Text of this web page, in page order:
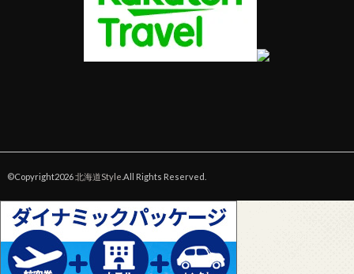
©Copyright2026北海道Style .All Rights Reserved.